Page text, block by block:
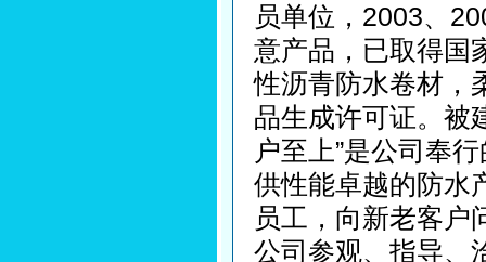
员单位，2003、
意产品，已取得国
性沥青防水卷材，
品生成许可证。被
户至上”是公司奉
供性能卓越的防水
员工，向新老客户
公司参观、指导、